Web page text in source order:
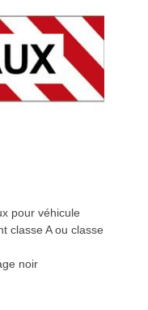
pour véhicule
classe A ou classe
noir